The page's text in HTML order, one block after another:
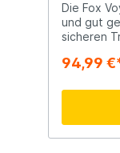
Die Fox
und gut
sicheren
Aufteilung
Rollen. Das robuste und wasserabweisende
300D
optimal
Lagerung. Die stabilen
94,99